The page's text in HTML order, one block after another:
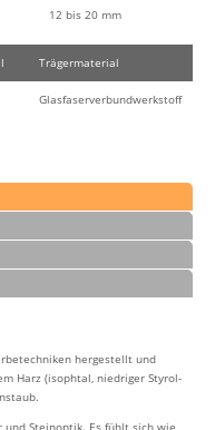
12 bis 20 mm
Trägermaterial
Glasfaserverbundwerkstoff
hergestellt und
Harz (isophtal, niedriger Styrol-
Steinoptik. Es fühlt sich wie